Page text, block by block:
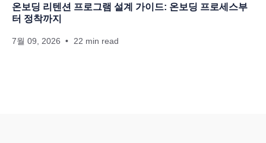
온보딩 리텐션 프로그램 설계 가이드: 온보딩 프로세스부
터 정착까지
7월 09, 2026 22 min read